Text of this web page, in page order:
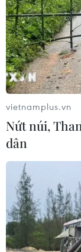
vietnamplus.vn
Nứt núi,
dân